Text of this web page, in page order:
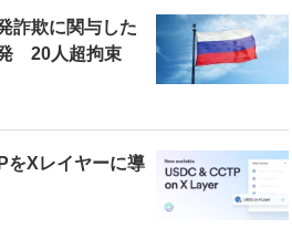
詐欺に関与した
20人超拘束
をXレイヤーに導